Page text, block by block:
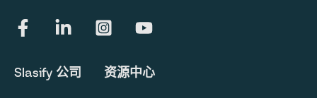
Slasify 公司 资源中心